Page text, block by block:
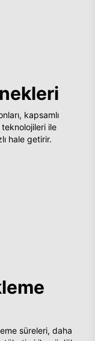
kapsamlı
ile
hale getirir.
süreleri, daha